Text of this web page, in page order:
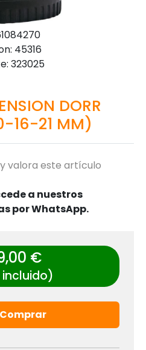
45316
323025
DORR
16-21 MM)
valora este artículo
a nuestros
por WhatsApp.
€
incluido)
Comprar